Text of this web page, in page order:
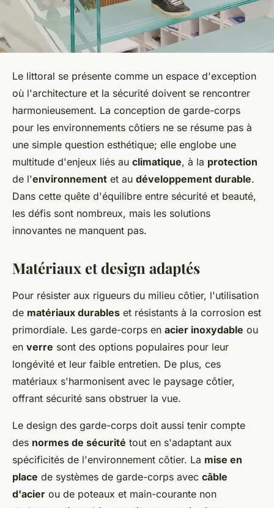
Le littoral se présente comme un espace d'exception
où l'architecture et la sécurité doivent se rencontrer
harmonieusement. La conception de garde-corps
pour les environnements côtiers ne se résume pas à
une simple question esthétique; elle englobe une
multitude d'enjeux liés au climatique, à la protection
de l'environnement et au développement durable.
Dans cette quête d'équilibre entre sécurité et beauté,
les défis sont nombreux, mais les solutions
innovantes ne manquent pas.
Matériaux et design adaptés
Pour résister aux rigueurs du milieu côtier, l'utilisation
de matériaux durables et résistants à la corrosion est
primordiale. Les garde-corps en acier inoxydable ou
en verre sont des options populaires pour leur
longévité et leur faible entretien. De plus, ces
matériaux s'harmonisent avec le paysage côtier,
offrant sécurité sans obstruer la vue.
Le design des garde-corps doit aussi tenir compte
des normes de sécurité tout en s'adaptant aux
spécificités de l'environnement côtier. La mise en
place de systèmes de garde-corps avec câble
d'acier ou de poteaux et main-courante non